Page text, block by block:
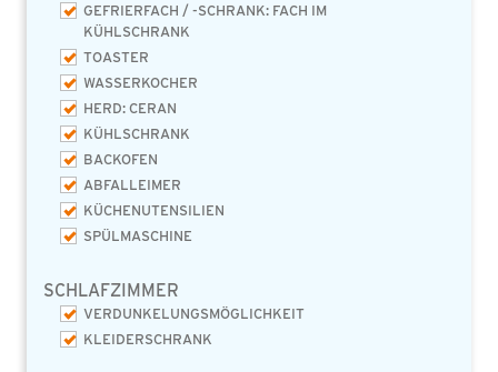
GEFRIERFACH / -SCHRANK: FACH IM
KÜHLSCHRANK
TOASTER
WASSERKOCHER
HERD: CERAN
KÜHLSCHRANK
BACKOFEN
ABFALLEIMER
KÜCHENUTENSILIEN
SPÜLMASCHINE
SCHLAFZIMMER
VERDUNKELUNGSMÖGLICHKEIT
KLEIDERSCHRANK